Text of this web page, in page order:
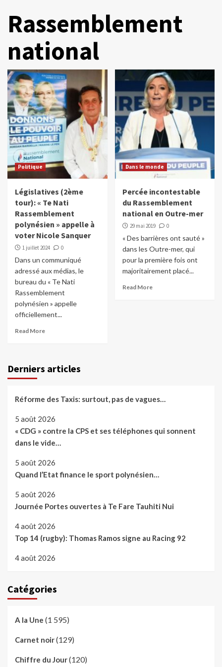
Rassemblement
national
Politique
Législatives (2ème
tour): « Te Nati
Rassemblement
polynésien » appelle à
voter Nicole Sanquer
1 juillet 2024 0
Dans un communiqué
adressé aux médias, le
bureau du « Te Nati
Rassemblement
polynésien » appelle
officiellement...
Read More
Dans le monde
Percée incontestable
du Rassemblement
national en Outre-mer
29 mai 2019 0
« Des barrières ont sauté »
dans les Outre-mer, qui
pour la première fois ont
majoritairement placé...
Read More
Derniers articles
Réforme des Taxis: surtout, pas de vagues…
5 août 2026
« CDG » contre la CPS et ses téléphones qui sonnent
dans le vide…
5 août 2026
Quand l’Etat finance le sport polynésien…
5 août 2026
Journée Portes ouvertes à Te Fare Tauhiti Nui
4 août 2026
Top 14 (rugby): Thomas Ramos signe au Racing 92
4 août 2026
Catégories
A la Une (1 595)
Carnet noir(129)
Chiffre du Jour(120)